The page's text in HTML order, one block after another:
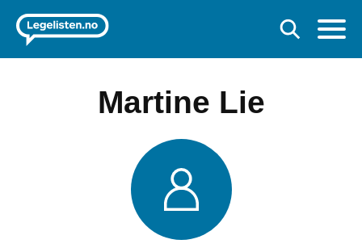
Martine Lie